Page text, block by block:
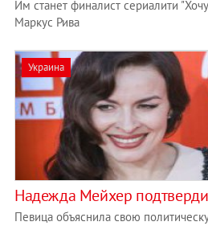
Им станет финалист сериалити
Маркус Рива
Украина
Надежда Мейхер
Певица объяснила свою